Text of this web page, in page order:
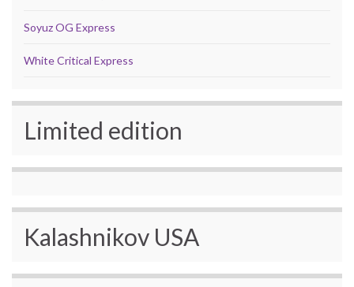
Soyuz OG Express
White Critical Express
Limited edition
Kalashnikov USA